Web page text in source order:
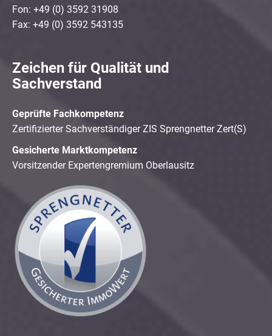
Fon: +49 (0) 3592 31908
Fax: +49 (0) 3592 543135
Zeichen für Qualität und
Sachverstand
Geprüfte Fachkompetenz
Zertifizierter Sachverständiger ZIS Sprengnetter Zert(S)
Gesicherte Marktkompetenz
Vorsitzender Expertengremium Oberlausitz